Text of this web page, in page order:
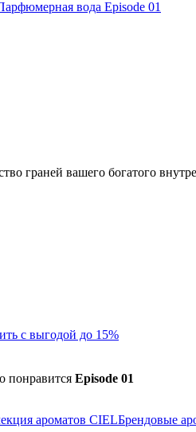
граней вашего богатого
с выгодой до 15%
понравится Episode 01
ароматов CIELБрендовые